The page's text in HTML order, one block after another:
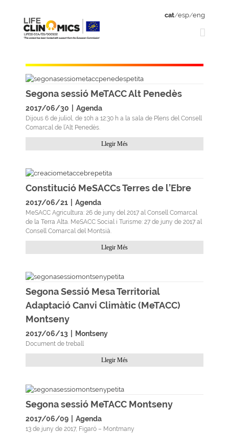
cat/esp/eng
Segona sessió MeTACC Alt Penedès
2017/06/30 Agenda
Dijous 6 de juliol, de 10h a 12:30 h a la sala de Plens del Consell
Comarcal de l’Alt Penedès.
Llegir Més
Constitució MeSACCs Terres de l’Ebre
2017/06/21 Agenda
MeSACC Agricultura: 26 de juny del 2017 al Consell Comarcal
de la Terra Alta. MeSACC Social i Turisme: 27 de juny de 2017 al
Consell Comarcal del Montsià.
Llegir Més
Segona Sessió Mesa Territorial
Adaptació Canvi Climàtic (MeTACC)
Montseny
2017/06/13 Montseny
Document de treball
Llegir Més
Segona sessió MeTACC Montseny
2017/06/09 Agenda
13 de juny de 2017, Figaró – Montmany